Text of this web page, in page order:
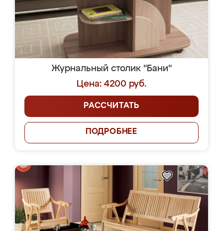
Журнальный столик "Бани"
Цена: 4200 руб.
РАССЧИТАТЬ
ПОДРОБНЕЕ